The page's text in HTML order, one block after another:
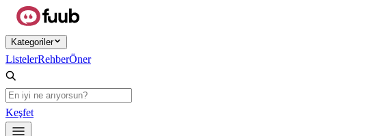
Ana içeriğe atla
Kategoriler
ListelerRehberÖner
Keşfet